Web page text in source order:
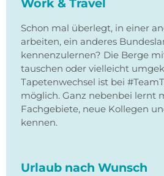
Work & Travel
Schon mal überlegt, in einer
arbeiten, ein anderes
kennenzulernen? Die Berge
tauschen oder vielleicht
Tapetenwechsel ist bei
möglich. Ganz nebenbei lernt
Fachgebiete, neue Kollegen
kennen.
Urlaub nach Wunsch